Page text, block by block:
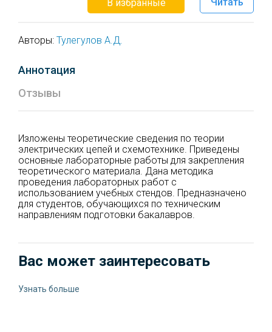
В избранные
Авторы: Тулегулов А.Д.
Аннотация
Отзывы
Изложены теоретические сведения по теории
электрических цепей и схемотехнике. Приведены
основные лабораторные работы для закрепления
теоретического материала. Дана методика
проведения лабораторных работ с
использованием учебных стендов. Предназначено
для студентов, обучающихся по техническим
направлениям подготовки бакалавров.
Вас может заинтересовать
Узнать больше